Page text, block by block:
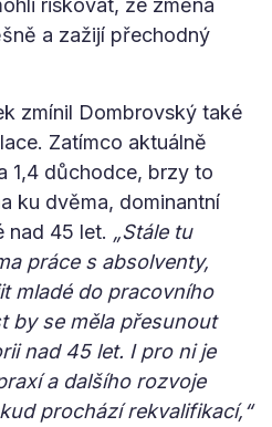
riskovat, že změna
a zažijí přechodný
zmínil Dombrovský také
Zatímco aktuálně
1,4 důchodce, brzy to
ku dvěma, dominantní
nad 45 let. „Stále tu
práce s absolventy,
mladé do pracovního
by se měla přesunout
nad 45 let. I pro ni je
a dalšího rozvoje
prochází rekvalifikací,“